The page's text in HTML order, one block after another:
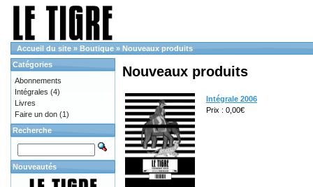
Accueil du site » Boutique » Nouveaux produits
Nouveaux produits
Intégrale 2006
Prix : 0,00€
Catégories
Abonnements
Intégrales (4)
Livres
Faire un don (1)
Recherche
Nouveautés